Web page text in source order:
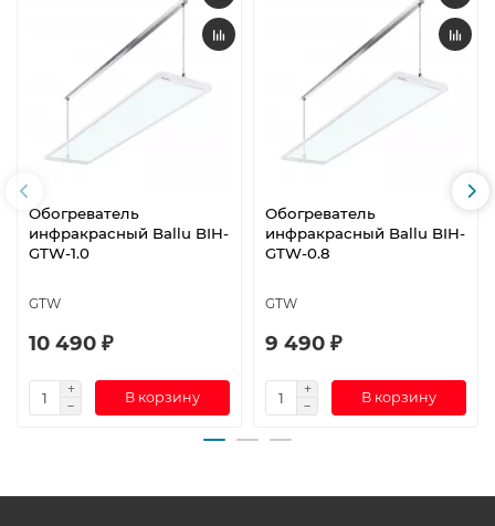
Обогреватель
инфракрасный Ballu BIH-
GTW-1.0
GTW
10 490 ₽
В корзину
Обогреватель
инфракрасный Ballu BIH-
GTW-0.8
GTW
9 490 ₽
В корзину